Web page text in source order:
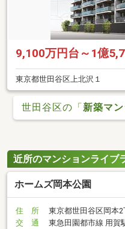
9,100万円台～1億
東京都世田谷区上北沢１
世田谷区の「新築マ
近所のマンションライブ
ホームズ岡本公園
住 所
東京都世田谷区岡本
交 通
東急田園都市線 用賀